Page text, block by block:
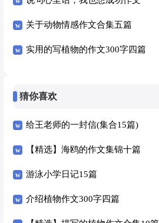
关于动物情感作文合集五篇
实用的写植物的作文300字四篇
猜你喜欢
给王老师的一封信(集合15篇)
【精选】海鸥的作文集锦十篇
游泳小学日记15篇
介绍植物作文300字四篇